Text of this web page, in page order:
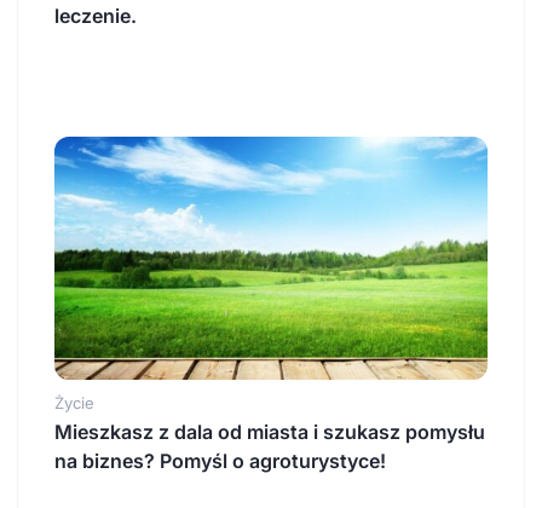
leczenie.
Życie
Mieszkasz z dala od miasta i szukasz pomysłu
na biznes? Pomyśl o agroturystyce!